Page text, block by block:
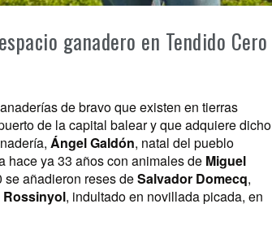
ganadero en Tendido Cero
de bravo que existen en tierras
de la capital balear y que adquiere dicho
Ángel Galdón, natal del pueblo
hace ya 33 años con animales de Miguel
añadieron reses deSalvador Domecq,
Rossinyol, indultado en novillada picada, en